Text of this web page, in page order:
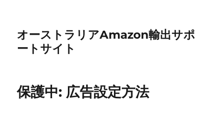
オーストラリアAmazon輸出サポ
ートサイト
保護中: 広告設定方法